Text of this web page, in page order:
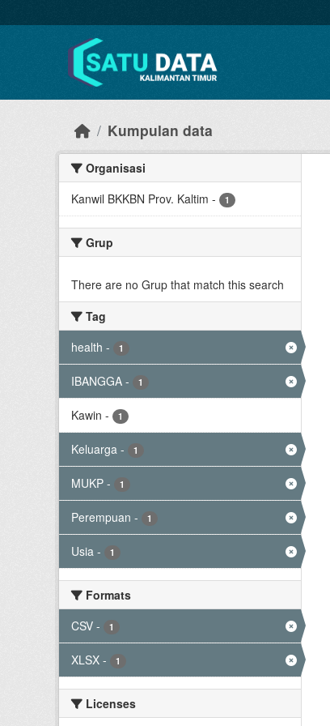
Kumpulan data
Organisasi
Kanwil BKKBN Prov. Kaltim - 1
Grup
There are no Grup that match this search
Tag
health - 1
IBANGGA - 1
Kawin - 1
Keluarga - 1
MUKP - 1
Perempuan - 1
Usia - 1
Formats
CSV - 1
XLSX - 1
Licenses